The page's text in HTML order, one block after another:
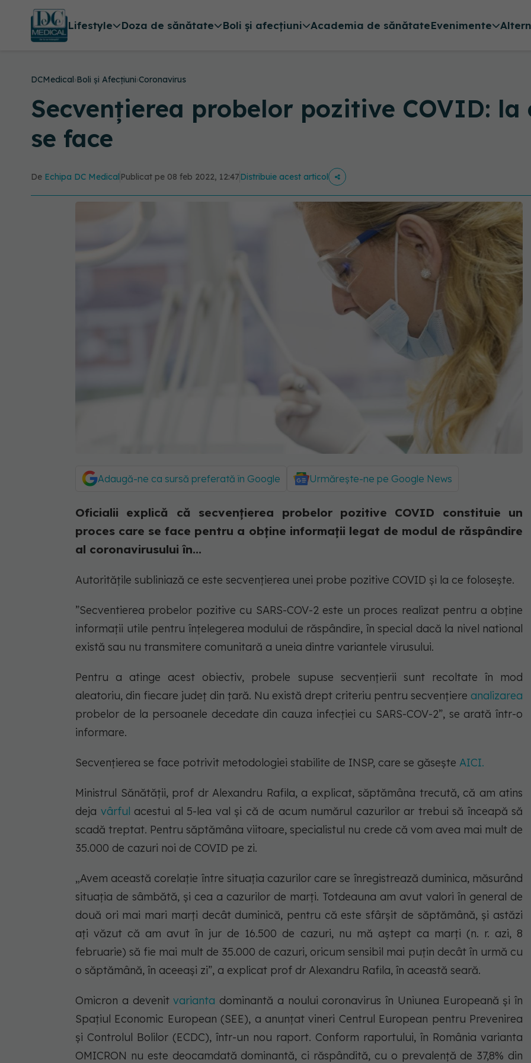
Lifestyle Doza de sănătate Boli și afecțiuni Academia de sănătateEvenimente
DCMedical›Boli și Afecțiuni›Coronavirus
Secvențierea probelor pozitive COVID: la
se face
De Echipa DC Medical Publicat pe 08 feb 2022, 12:47Distribuie acest articol
Adaugă-ne ca sursă preferată în Google Urmărește-ne pe Google News
Oficialii explică că secvențierea probelor pozitive COVID constituie un
proces care se face pentru a obține informații legat de modul de răspândire
al coronavirusului în...
Autoritățile subliniază ce este secvențierea unei probe pozitive COVID și la ce folosește.
”Secventierea probelor pozitive cu SARS-COV-2 este un proces realizat pentru a obține
informații utile pentru înțelegerea modului de răspândire, în special dacă la nivel national
există sau nu transmitere comunitară a uneia dintre variantele virusului.
Pentru a atinge acest obiectiv, probele supuse secvențierii sunt recoltate în mod
aleatoriu, din fiecare județ din țară. Nu există drept criteriu pentru secvențiere analizarea
probelor de la persoanele decedate din cauza infecției cu SARS-COV-2”, se arată într-o
informare.
Secvențierea se face potrivit metodologiei stabilite de INSP, care se găsește AICI.
Ministrul Sănătății, prof dr Alexandru Rafila, a explicat, săptămâna trecută, că am atins
deja vârful acestui al 5-lea val și că de acum numărul cazurilor ar trebui să înceapă să
scadă treptat. Pentru săptămâna viitoare, specialistul nu crede că vom avea mai mult de
35.000 de cazuri noi de COVID pe zi.
„Avem această corelație între situația cazurilor care se înregistrează duminica, măsurând
situația de sâmbătă, și cea a cazurilor de marți. Totdeauna am avut valori în general de
două ori mai mari marți decât duminică, pentru că este sfârșit de săptămână, și astăzi
ați văzut că am avut în jur de 16.500 de cazuri, nu mă aștept ca marți (n. r. azi, 8
februarie) să fie mai mult de 35.000 de cazuri, oricum sensibil mai puțin decât în urmă cu
o săptămână, în aceeași zi”, a explicat prof dr Alexandru Rafila, în această seară.
Omicron a devenitvarianta dominantă a noului coronavirus în Uniunea Europeană și în
Spațiul Economic European (SEE), a anunțat vineri Centrul European pentru Prevenirea
și Controlul Bolilor (ECDC), într-un nou raport. Conform raportului, în România varianta
OMICRON nu este deocamdată dominantă, ci răspândită, cu o prevalență de 37,8% din